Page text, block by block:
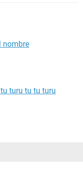
nombre
turu tu tu turu